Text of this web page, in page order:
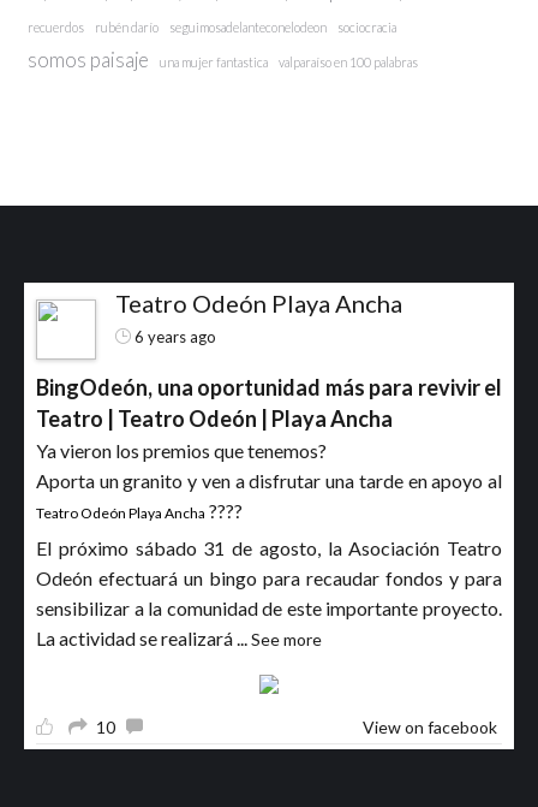
recuerdos rubén darío seguimosadelanteconelodeon sociocracia
somos paisaje una mujer fantastica valparaíso en 100 palabras
Teatro Odeón Playa Ancha
6 years ago
BingOdeón, una oportunidad más para revivir el
Teatro | Teatro Odeón | Playa Ancha
Ya vieron los premios que tenemos?
Aporta un granito y ven a disfrutar una tarde en apoyo al
Teatro Odeón Playa Ancha ????
El próximo sábado 31 de agosto, la Asociación Teatro
Odeón efectuará un bingo para recaudar fondos y para
sensibilizar a la comunidad de este importante proyecto.
La actividad se realizará...See more
10 View on facebook